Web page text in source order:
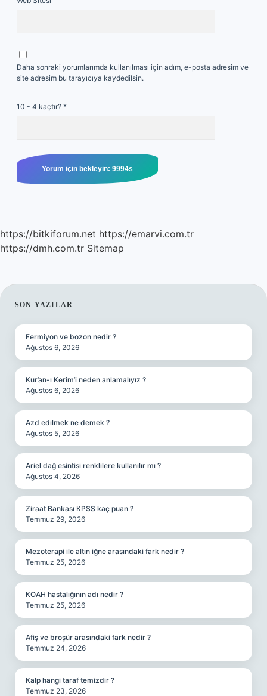
Daha sonraki yorumlarımda kullanılması için adım, e-posta adresim ve
site adresim bu tarayıcıya kaydedilsin.
10 - 4 kaçtır? *
https://bitkiforum.net https://emarvi.com.tr
https://dmh.com.tr Sitemap
SIDEBAR
SON YAZILAR
Fermiyon ve bozon nedir ?
Ağustos 6, 2026
Kur’an-ı Kerim’i neden anlamalıyız ?
Ağustos 6, 2026
Azd edilmek ne demek ?
Ağustos 5, 2026
Ariel dağ esintisi renklilere kullanılır mı ?
Ağustos 4, 2026
Ziraat Bankası KPSS kaç puan ?
Temmuz 29, 2026
Mezoterapi ile altın iğne arasındaki fark nedir ?
Temmuz 25, 2026
KOAH hastalığının adı nedir ?
Temmuz 25, 2026
Afiş ve broşür arasındaki fark nedir ?
Temmuz 24, 2026
Kalp hangi taraf temizdir ?
Temmuz 23, 2026